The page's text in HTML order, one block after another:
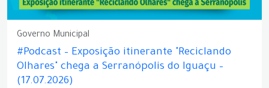
Governo Municipal
#Podcast – Exposição itinerante "Reciclando
Olhares" chega a Serranópolis do Iguaçu –
(17.07.2026)